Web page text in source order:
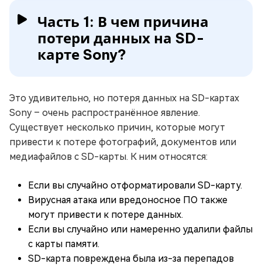
Часть 1: В чем причина
потери данных на SD-
карте Sony?
Это удивительно, но потеря данных на SD-картах
Sony – очень распространённое явление.
Существует несколько причин, которые могут
привести к потере фотографий, документов или
медиафайлов с SD-карты. К ним относятся:
Если вы случайно отформатировали SD-карту.
Вирусная атака или вредоносное ПО также
могут привести к потере данных.
Если вы случайно или намеренно удалили файлы
с карты памяти.
SD-карта повреждена была из-за перепадов